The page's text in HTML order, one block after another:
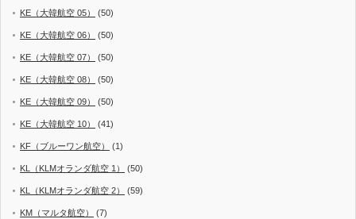
KE（大韓航空 05） (50)
KE（大韓航空 06） (50)
KE（大韓航空 07） (50)
KE（大韓航空 08） (50)
KE（大韓航空 09） (50)
KE（大韓航空 10） (41)
KF（ブルーワン航空） (1)
KL（KLMオランダ航空 1） (50)
KL（KLMオランダ航空 2） (59)
KM（マルタ航空） (7)